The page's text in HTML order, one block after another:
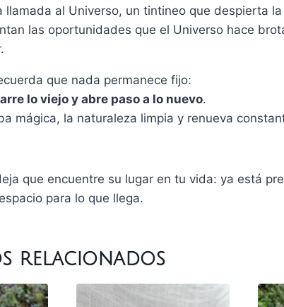
llamada al Universo, un tintineo que despierta
las oportunidades que el Universo hace
que nada permanece fijo:
lo viejo y abre paso a lo nuevo.
mágica, la naturaleza limpia y renueva
que encuentre su lugar en tu vida: ya está
para lo que llega.
relacionados